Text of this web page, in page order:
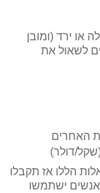
או ירד (ומובן
לשאול את
האחרים
דולר)
הללו אז תקבלו
ישתמשו